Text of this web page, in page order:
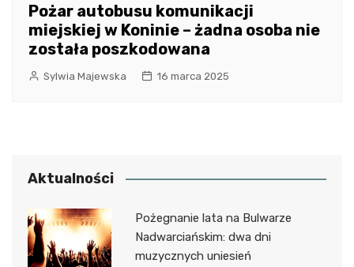
Pożar autobusu komunikacji
miejskiej w Koninie – żadna osoba nie
została poszkodowana
Sylwia Majewska 16 marca 2025
Aktualności
Pożegnanie lata na Bulwarze
Nadwarciańskim: dwa dni
muzycznych uniesień